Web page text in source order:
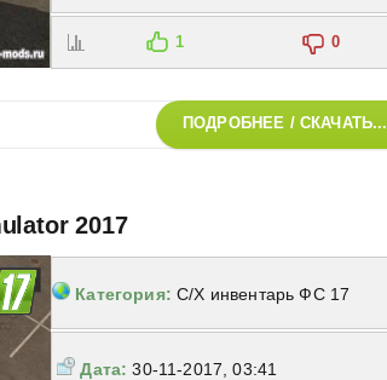
1 0
ПОДРОБНЕЕ / СКАЧАТЬ...
2017
Категория: С/Х инвентарь ФС 17
Дата: 30-11-2017, 03:41